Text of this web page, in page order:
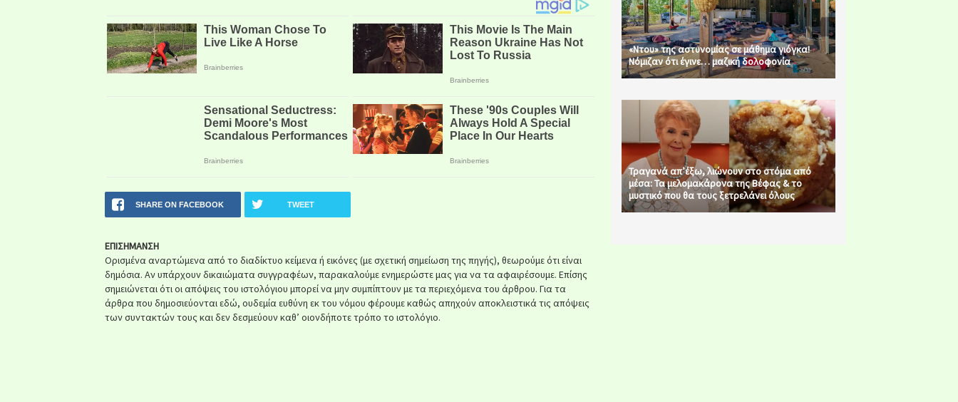
SHARE ON FACEBOOK TWEET
ΕΠΙΣΗΜΑΝΣΗ
Ορισμένα αναρτώμενα από το διαδίκτυο κείμενα ή εικόνες (με σχετική σημείωση της πηγής), θεωρούμε ότι είναι
δημόσια. Αν υπάρχουν δικαιώματα συγγραφέων, παρακαλούμε ενημερώστε μας για να τα αφαιρέσουμε. Επίσης
σημειώνεται ότι οι απόψεις του ιστολόγιου μπορεί να μην συμπίπτουν με τα περιεχόμενα του άρθρου. Για τα
άρθρα που δημοσιεύονται εδώ, ουδεμία ευθύνη εκ του νόμου φέρουμε καθώς απηχούν αποκλειστικά τις απόψεις
των συντακτών τους και δεν δεσμεύουν καθ’ οιονδήποτε τρόπο το ιστολόγιο.
«Ντου» της αστυνομίας σε μάθημα γιόγκα!
Νόμιζαν ότι έγινε… μαζική δολοφονία
Τραγανά απ’έξω, λιώνουν στο στόμα από
μέσα: Τα μελομακάρονα της Βέφας & το
μυστικό που θα τους ξετρελάνει όλους